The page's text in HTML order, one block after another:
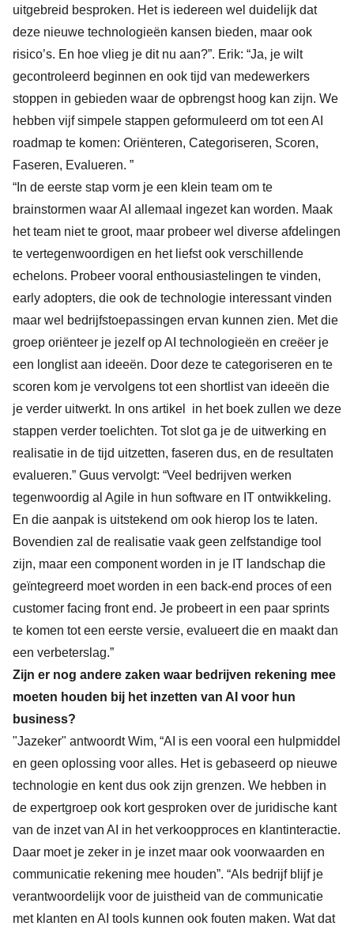
uitgebreid besproken. Het is iedereen wel duidelijk dat
deze nieuwe technologieën kansen bieden, maar ook
risico’s. En hoe vlieg je dit nu aan?”. Erik: “Ja, je wilt
gecontroleerd beginnen en ook tijd van medewerkers
stoppen in gebieden waar de opbrengst hoog kan zijn. We
hebben vijf simpele stappen geformuleerd om tot een AI
roadmap te komen: Oriënteren, Categoriseren, Scoren,
Faseren, Evalueren. ”
“In de eerste stap vorm je een klein team om te
brainstormen waar AI allemaal ingezet kan worden. Maak
het team niet te groot, maar probeer wel diverse afdelingen
te vertegenwoordigen en het liefst ook verschillende
echelons. Probeer vooral enthousiastelingen te vinden,
early adopters, die ook de technologie interessant vinden
maar wel bedrijfstoepassingen ervan kunnen zien. Met die
groep oriënteer je jezelf op AI technologieën en creëer je
een longlist aan ideeën. Door deze te categoriseren en te
scoren kom je vervolgens tot een shortlist van ideeën die
je verder uitwerkt. In ons artikel in het boek zullen we deze
stappen verder toelichten. Tot slot ga je de uitwerking en
realisatie in de tijd uitzetten, faseren dus, en de resultaten
evalueren.” Guus vervolgt: “Veel bedrijven werken
tegenwoordig al Agile in hun software en IT ontwikkeling.
En die aanpak is uitstekend om ook hierop los te laten.
Bovendien zal de realisatie vaak geen zelfstandige tool
zijn, maar een component worden in je IT landschap die
geïntegreerd moet worden in een back-end proces of een
customer facing front end. Je probeert in een paar sprints
te komen tot een eerste versie, evalueert die en maakt dan
een verbeterslag.”
Zijn er nog andere zaken waar bedrijven rekening mee
moeten houden bij het inzetten van AI voor hun
business?
"Jazeker" antwoordt Wim, “AI is een vooral een hulpmiddel
en geen oplossing voor alles. Het is gebaseerd op nieuwe
technologie en kent dus ook zijn grenzen. We hebben in
de expertgroep ook kort gesproken over de juridische kant
van de inzet van AI in het verkoopproces en klantinteractie.
Daar moet je zeker in je inzet maar ook voorwaarden en
communicatie rekening mee houden”. “Als bedrijf blijf je
verantwoordelijk voor de juistheid van de communicatie
met klanten en AI tools kunnen ook fouten maken. Wat dat